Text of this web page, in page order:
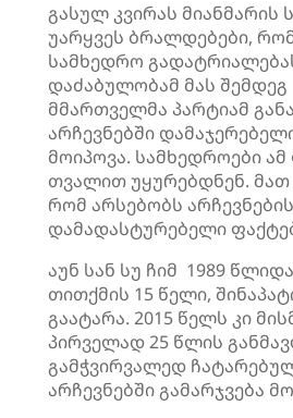
გასულ კვირას მიანმარის
უარყვეს ბრალდებები,
სამხედრო
დაძაბულობამ მას შემდეგ
მმართველმა პარტიამ
არჩევნებში
მოიპოვა. სამხედროები ამ
თვალით უყურებდნენ. მათ
რომ არსებობს
დამადასტურებელი
აუნ სან სუ ჩიმ 1989
თითქმის 15 წელი,
გაატარა. 2015 წელს კი
პირველად 25 წლის
გამჭვირვალედ
არჩევნებში გამარჯვება